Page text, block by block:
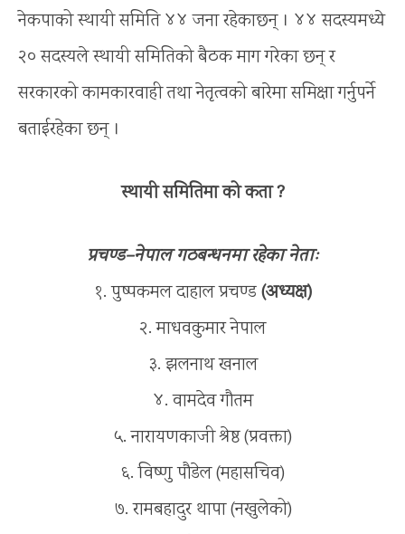
नेकपाको स्थायी समिति ४४ जना रहेकाछन् । ४४ सदस्यमध्ये
२० सदस्यले स्थायी समितिको बैठक माग गरेका छन् र
सरकारको कामकारवाही तथा नेतृत्वको बारेमा समिक्षा गर्नुपर्ने
बताईरहेका छन् ।
स्थायी समितिमा को कता ?
प्रचण्ड–नेपाल गठबन्धनमा रहेका नेताः
१. पुष्पकमल दाहाल प्रचण्ड(अध्यक्ष)
२. माधवकुमार नेपाल
३. झलनाथ खनाल
४. वामदेव गौतम
५. नारायणकाजी श्रेष्ठ (प्रवक्ता)
६. विष्णु पौडेल (महासचिव)
७. रामबहादुर थापा (नखुलेको)